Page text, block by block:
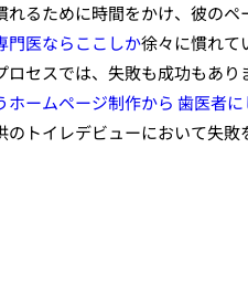
れるために時間をかけ、彼のペ
門医ならここしか徐々に慣れて
ロセスでは、失敗も成功もあ
ホームページ制作から 歯医者
のトイレデビューにおいて失敗